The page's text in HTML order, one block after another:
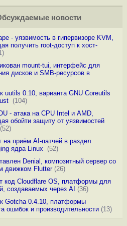
новости
- уязвимость в гипервизоре KVM,
получить root-доступ к хост-
mount-tui, интерфейс для
дисков и SMB-ресурсов в
uutils 0.10, варианта GNU Coreutils
(104)
- атака на CPU Intel и AMD,
обойти защиту от уязвимостей
на приём AI-патчей в раздел
ядра Linux
(52)
Denial, композитный сервер со
движком Flutter(26)
код Cloudflare OS, платформы для
создаваемых через AI
(36)
Gotcha 0.4.10, платформы
ошибок и производительности(13)